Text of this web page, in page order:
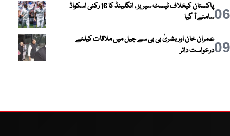
06
پاکستان کیخلاف ٹیسٹ سیریز ، انگلینڈ کا 16 رکنی اسکواڈ
سامنے آ گیا
09عمران خان اور بشریٰ بی بی سے جیل میں ملاقات کیلئے
درخواست دائر